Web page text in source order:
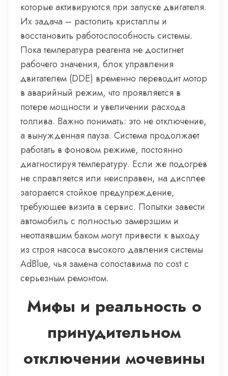
которые активируются при запуске двигателя.
Их задача – растопить кристаллы и
восстановить работоспособность системы.
Пока температура реагента не достигнет
рабочего значения, блок управления
двигателем (DDE) временно переводит мотор
в аварийный режим, что проявляется в
потере мощности и увеличении расхода
топлива. Важно понимать: это не отключение,
а вынужденная пауза. Система продолжает
работать в фоновом режиме, постоянно
диагностируя температуру. Если же подогрев
не справляется или неисправен, на дисплее
загорается стойкое предупреждение,
требующее визита в сервис. Попытки завести
автомобиль с полностью замерзшим и
неоттаявшим баком могут привести к выходу
из строя насоса высокого давления системы
AdBlue, чья замена сопоставима по cost с
серьезным ремонтом.
Мифы и реальность о
принудительном
отключении мочевины